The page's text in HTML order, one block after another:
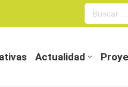
Search:
Actualidad
Actualidad